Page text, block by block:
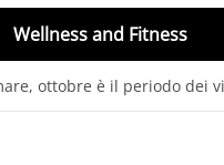
Wellness and Fitness
ottobre è il periodo dei